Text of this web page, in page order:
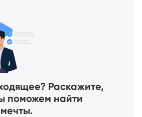
Раскажите,
поможем найти